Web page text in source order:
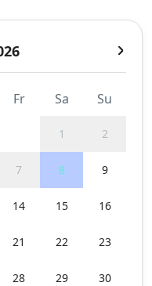
Fr Sa Su
1 2
7 8 9
14 15 16
21 22 23
28 29 30